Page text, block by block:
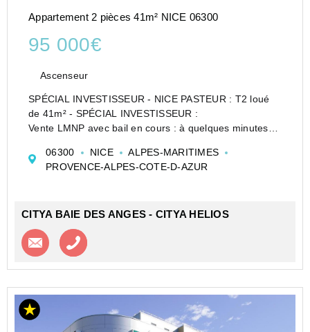
Appartement 2 pièces 41m² NICE 06300
95 000€
Ascenseur
SPÉCIAL INVESTISSEUR - NICE PASTEUR : T2 loué
de 41m² - SPÉCIAL INVESTISSEUR :
Vente LMNP avec bail en cours : à quelques minutes
découvrez cet appartement T2 de 41 m² loué 6 000€
TTC / an. Il se situe au rez-de...
06300 NICE
ALPES-MARITIMES
PROVENCE-ALPES-COTE-D-AZUR
CITYA BAIE DES ANGES - CITYA HELIOS
Contacter l'agence